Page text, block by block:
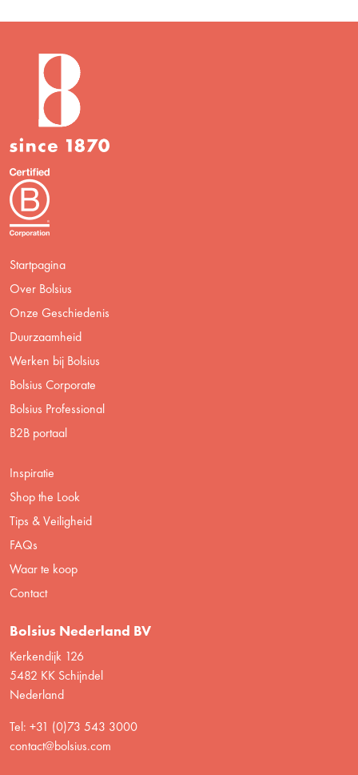
Startpagina
Over Bolsius
Onze Geschiedenis
Duurzaamheid
Werken bij Bolsius
Bolsius Corporate
Bolsius Professional
B2B portaal
Inspiratie
Shop the Look
Tips & Veiligheid
FAQs
Waar te koop
Contact
Bolsius Nederland BV
Kerkendijk 126
5482 KK Schijndel
Nederland
Tel: +31 (0)73 543 3000
contact@bolsius.com